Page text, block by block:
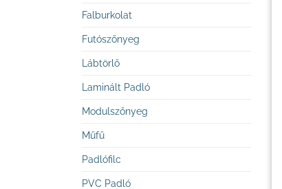
Falburkolat
Futószőnyeg
Lábtörlő
Laminált Padló
Modulszőnyeg
Műfű
Padlófilc
PVC Padló